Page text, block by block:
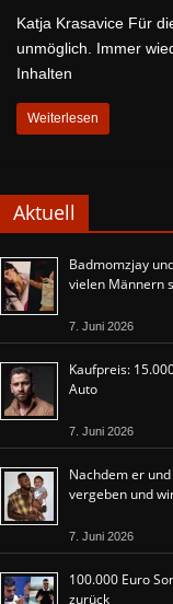
Katja Krasavice Für
unmöglich. Immer
Inhalten
Weiterlesen
Aktuell
Badmomzjay
vielen Männern
7. Juni 2026
Kaufpreis:
Auto
7. Juni 2026
Nachdem er
vergeben und
7. Juni 2026
100.000 Euro
zurück